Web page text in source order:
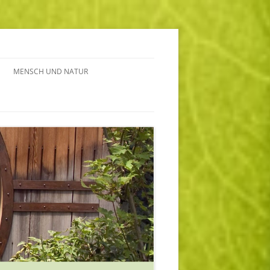
MENSCH UND NATUR